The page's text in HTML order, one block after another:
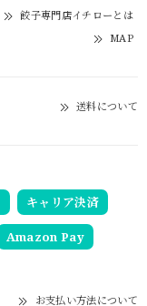
餃子専門店イチローとは
MAP
送料について
キャリア決済
Amazon Pay
お支払い方法について